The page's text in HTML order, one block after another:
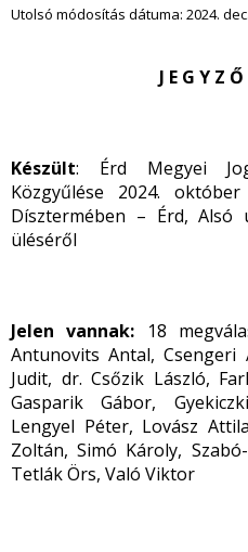
Utolsó módosítás dátuma: 2024.
J E G Y Z
Készült: Érd Megyei
Közgyűlése 2024.
Dísztermében – Érd,
üléséről
Jelen vannak: 18
Antunovits Antal, Csengeri
Judit, dr. Csőzik László,
Gasparik Gábor,
Lengyel Péter, Lovász
Zoltán, Simó Károly,
Tetlák Örs, Való Viktor